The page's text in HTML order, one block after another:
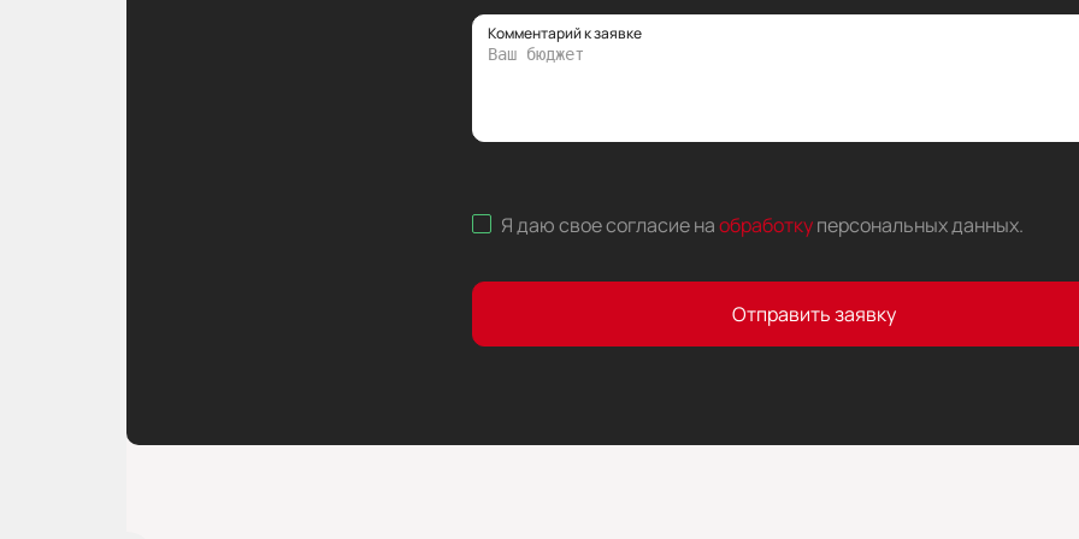
Комментарий к заявке
Я даю свое согласие наобработку персональных данных.
Отправить заявку